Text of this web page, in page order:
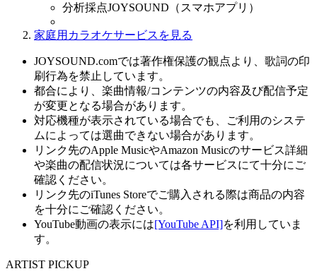
分析採点JOYSOUND（スマホアプリ）
家庭用カラオケサービスを見る
JOYSOUND.comでは著作権保護の観点より、歌詞の印
刷行為を禁止しています。
都合により、楽曲情報/コンテンツの内容及び配信予定
が変更となる場合があります。
対応機種が表示されている場合でも、ご利用のシステ
ムによっては選曲できない場合があります。
リンク先のApple MusicやAmazon Musicのサービス詳細
や楽曲の配信状況については各サービスにて十分にご
確認ください。
リンク先のiTunes Storeでご購入される際は商品の内容
を十分にご確認ください。
YouTube動画の表示には[YouTube API]を利用していま
す。
ARTIST PICKUP